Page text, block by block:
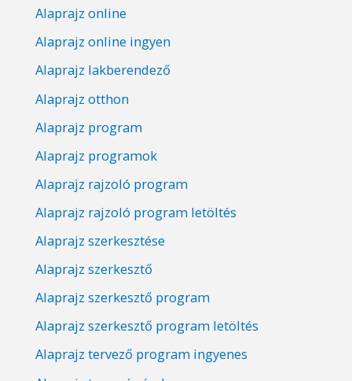
Alaprajz online
Alaprajz online ingyen
Alaprajz lakberendező
Alaprajz otthon
Alaprajz program
Alaprajz programok
Alaprajz rajzoló program
Alaprajz rajzoló program letöltés
Alaprajz szerkesztése
Alaprajz szerkesztő
Alaprajz szerkesztő program
Alaprajz szerkesztő program letöltés
Alaprajz tervező program ingyenes